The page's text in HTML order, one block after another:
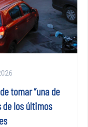
tomar “una de
los últimos